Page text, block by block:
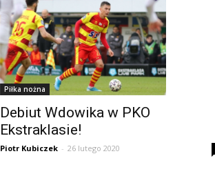
Piłka nożna
Debiut Wdowika w PKO
Ekstraklasie!
Piotr Kubiczek - 26 lutego 2020